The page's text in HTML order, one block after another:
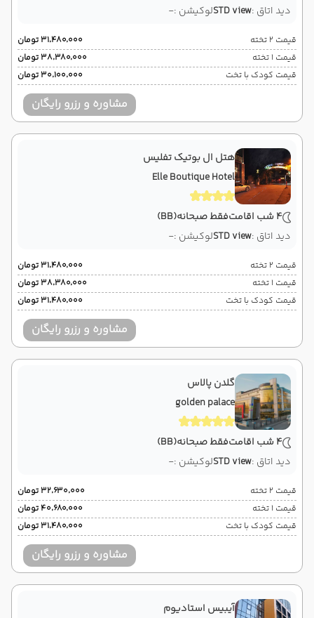
دید اتاق :STD viewلوکیشن :-
قیمت 2 تخته
۳۱٬۴۸۰٬۰۰۰ تومان
قیمت 1 تخته
۳۸٬۳۸۰٬۰۰۰ تومان
قیمت کودک با تخت
۳۰٬۱۰۰٬۰۰۰ تومان
مشاوره و رزرو رایگان
هتل ال بوتیک تفلیس
Elle Boutique Hotel
4 شب اقامت فقط صبحانه(BB)
دید اتاق :STD viewلوکیشن :-
قیمت 2 تخته
۳۱٬۴۸۰٬۰۰۰ تومان
قیمت 1 تخته
۳۸٬۳۸۰٬۰۰۰ تومان
قیمت کودک با تخت
۳۱٬۴۸۰٬۰۰۰ تومان
مشاوره و رزرو رایگان
گلدن پالاس
golden palace
4 شب اقامت فقط صبحانه(BB)
دید اتاق :STD viewلوکیشن :-
قیمت 2 تخته
۳۲٬۶۳۰٬۰۰۰ تومان
قیمت 1 تخته
۴۰٬۶۸۰٬۰۰۰ تومان
قیمت کودک با تخت
۳۱٬۴۸۰٬۰۰۰ تومان
مشاوره و رزرو رایگان
آیبیس استادیوم